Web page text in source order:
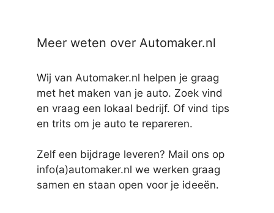
Meer weten over Automaker.nl
Wij van Automaker.nl helpen je graag
met het maken van je auto. Zoek vind
en vraag een lokaal bedrijf. Of vind tips
en trits om je auto te repareren.
Zelf een bijdrage leveren? Mail ons op
info(a)automaker.nl we werken graag
samen en staan open voor je ideeën.